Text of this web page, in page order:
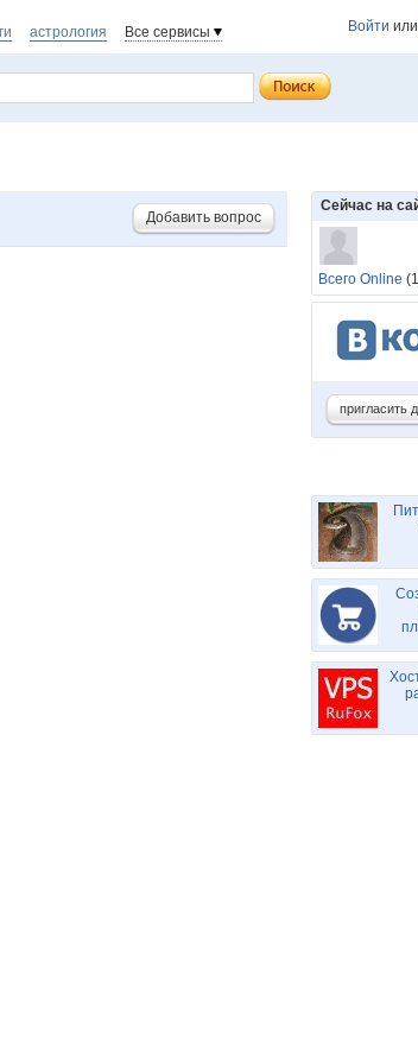
Войти или
астрология Все сервисы
Добавить вопрос
Сейчас на
Всего Online
пригласить